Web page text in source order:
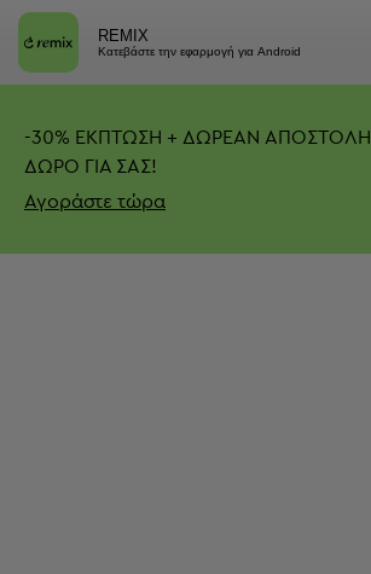
REMIX
Κατεβάστε την εφαρμογή για Android
-30% ΕΚΠΤΩΣΗ + ΔΩΡΕΑΝ ΑΠΟΣΤΟΛΗ
ΔΩΡΟ ΓΙΑ ΣΑΣ!
Αγοράστε τώρα